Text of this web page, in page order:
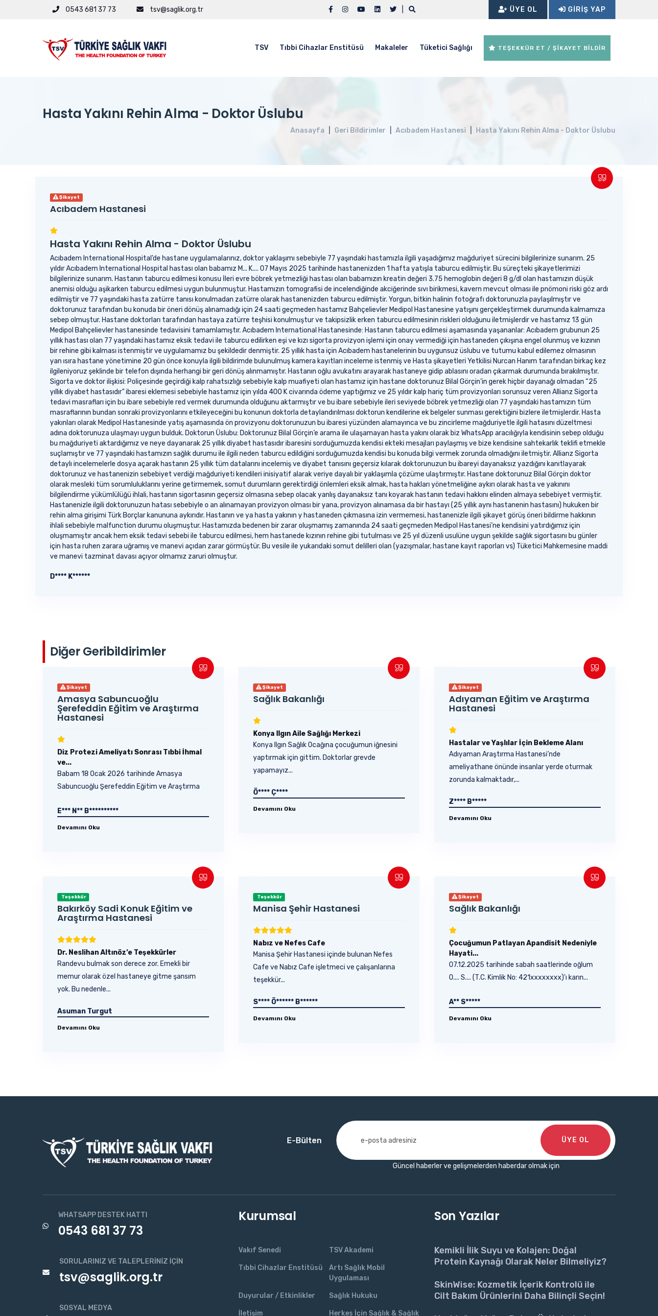
0543 681 37 73 tsv@saglik.org.tr ÜYE OL GIRIŞ YAP
TSV Tıbbi Cihazlar Enstitüsü Makaleler Tüketici Sağlığı TEŞEKKÜR ET / ŞİKAYET BİLDİR
Hasta Yakını Rehin Alma - Doktor Üslubu
Anasayfa Geri Bildirimler Acıbadem Hastanesi Hasta Yakını Rehin Alma - Doktor Üslubu
Şikayet
Acıbadem Hastanesi
Hasta Yakını Rehin Alma - Doktor Üslubu
Acıbadem International Hospital’de hastane uygulamalarınız, doktor yaklaşımı sebebiyle 77 yaşındaki hastamızla ilgili yaşadığımız mağduriyet sürecini bilgilerinize sunarım. 25
yıldır Acıbadem International Hospital hastası olan babamız M... K.... 07 Mayıs 2025 tarihinde hastanenizden 1 hafta yatışla taburcu edilmiştir. Bu süreçteki şikayetlerimizi
bilgilerinize sunarım. Hastanın taburcu edilmesi konusu İleri evre böbrek yetmezliği hastası olan babamızın kreatin değeri 3.75 hemoglobin değeri 8 g/dl olan hastamızın düşük
anemisi olduğu aşikarken taburcu edilmesi uygun bulunmuştur. Hastamızın tomografisi de incelendiğinde akciğerinde sıvı birikmesi, kavern mevcut olması ile pnömoni riski göz ardı
edilmiştir ve 77 yaşındaki hasta zatürre tanısı konulmadan zatürre olarak hastanenizden taburcu edilmiştir. Yorgun, bitkin halinin fotoğrafı doktorunuzla paylaşılmıştır ve
doktorunuz tarafından bu konuda bir öneri dönüş alınamadığı için 24 saati geçmeden hastamız Bahçelievler Medipol Hastanesine yatışını gerçekleştirmek durumunda kalmamıza
sebep olmuştur. Hastane doktorları tarafından hastaya zatürre teşhisi konulmuştur ve takipsizlik erken taburcu edilmesinin riskleri olduğunu iletmişlerdir ve hastamız 13 gün
Medipol Bahçelievler hastanesinde tedavisini tamamlamıştır. Acıbadem International Hastanesinde: Hastanın taburcu edilmesi aşamasında yaşananlar: Acıbadem grubunun 25
yıllık hastası olan 77 yaşındaki hastamız eksik tedavi ile taburcu edilirken eşi ve kızı sigorta provizyon işlemi için onay vermediği için hastaneden çıkışına engel olunmuş ve kızının
bir rehine gibi kalması istenmiştir ve uygulamamız bu şekildedir denmiştir. 25 yıllık hasta için Acıbadem hastanelerinin bu uygunsuz üslubu ve tutumu kabul edilemez olmasının
yan ısıra hastane yönetimine 20 gün önce konuyla ilgili bildirimde bulunulmuş kamera kayıtları inceleme istenmiş ve Hasta şikayetleri Yetkilisi Nurcan Hanım tarafından birkaç kez
ilgileniyoruz şeklinde bir telefon dışında herhangi bir geri dönüş alınmamıştır. Hastanın oğlu avukatını arayarak hastaneye gidip ablasını oradan çıkarmak durumunda bırakılmıştır.
Sigorta ve doktor ilişkisi: Poliçesinde geçirdiği kalp rahatsızlığı sebebiyle kalp muafiyeti olan hastamız için hastane doktorunuz Bilal Görçin’in gerek hiçbir dayanağı olmadan “25
yıllık diyabet hastasıdır” ibaresi eklemesi sebebiyle hastamız için yılda 400 K civarında ödeme yaptığımız ve 25 yıldır kalp hariç tüm provizyonları sorunsuz veren Allianz Sigorta
tedavi masrafları için bu ibare sebebiyle red vermek durumunda olduğunu aktarmıştır ve bu ibare sebebiyle ileri seviyede böbrek yetmezliği olan 77 yaşındaki hastamızın tüm
masraflarının bundan sonraki provizyonlarını etkileyeceğini bu konunun doktorla detaylandırılması doktorun kendilerine ek belgeler sunması gerektiğini bizlere iletmişlerdir. Hasta
yakınları olarak Medipol Hastanesinde yatış aşamasında ön provizyonu doktorunuzun bu ibaresi yüzünden alamayınca ve bu zincirleme mağduriyetle ilgili hatasını düzeltmesi
adına doktorunuza ulaşmayı uygun bulduk. Doktorun Üslubu: Doktorunuz Bilal Görçin’e arama ile ulaşamayan hasta yakını olarak biz WhatsApp aracılığıyla kendisinin sebep olduğu
bu mağduriyeti aktardığımız ve neye dayanarak 25 yıllık diyabet hastasıdır ibaresini sorduğumuzda kendisi ekteki mesajları paylaşmış ve bize kendisine sahtekarlık teklifi etmekle
suçlamıştır ve 77 yaşındaki hastamızın sağlık durumu ile ilgili neden taburcu edildiğini sorduğumuzda kendisi bu konuda bilgi vermek zorunda olmadığını iletmiştir. Allianz Sigorta
detaylı incelemelerle dosya açarak hastanın 25 yıllık tüm datalarını incelemiş ve diyabet tanısını geçersiz kılarak doktorunuzun bu ibareyi dayanaksız yazdığını kanıtlayarak
doktorunuz ve hastanenizin sebebiyet verdiği mağduriyeti kendileri inisiyatif alarak veriye dayalı bir yaklaşımla çözüme ulaştırmıştır. Hastane doktorunuz Bilal Görçin doktor
olarak mesleki tüm sorumluluklarını yerine getirmemek, somut durumların gerektirdiği önlemleri eksik almak, hasta hakları yönetmeliğine aykırı olarak hasta ve yakınını
bilgilendirme yükümlülüğü ihlali, hastanın sigortasının geçersiz olmasına sebep olacak yanlış dayanaksız tanı koyarak hastanın tedavi hakkını elinden almaya sebebiyet vermiştir.
Hastanenizle ilgili doktorunuzun hatası sebebiyle o an alınamayan provizyon olması bir yana, provizyon alınamasa da bir hastayı (25 yıllık aynı hastanenin hastasını) hukuken bir
rehin alma girişimi Türk Borçlar kanununa aykırıdır. Hastanın ve ya hasta yakının y hastaneden çıkmasına izin vermemesi, hastanenizle ilgili şikayet görüş öneri bildirme hakkının
ihlali sebebiyle malfunction durumu oluşmuştur. Hastamızda bedenen bir zarar oluşmamış zamanında 24 saati geçmeden Medipol Hastanesi’ne kendisini yatırdığımız için
oluşmamıştır ancak hem eksik tedavi sebebi ile taburcu edilmesi, hem hastanede kızının rehine gibi tutulması ve 25 yıl düzenli usulüne uygun şekilde sağlık sigortasını bu günler
için hasta ruhen zarara uğramış ve manevi açıdan zarar görmüştür. Bu vesile ile yukarıdaki somut delilleri olan (yazışmalar, hastane kayıt raporları vs) Tüketici Mahkemesine maddi
ve manevi tazminat davası açıyor olmamız zaruri olmuştur.
D**** K******
Diğer Geribildirimler
Şikayet
Amasya Sabuncuoğlu
Şerefeddin Eğitim ve Araştırma
Hastanesi
Diz Protezi Ameliyatı Sonrası Tıbbi İhmal
ve...
Babam 18 Ocak 2026 tarihinde Amasya
Sabuncuoğlu Şerefeddin Eğitim ve Araştırma
E*** N** B**********
Devamını Oku
Şikayet
Sağlık Bakanlığı
Konya Ilgın Aile Sağlığı Merkezi
Konya Ilgın Sağlık Ocağına çocuğumun iğnesini
yaptırmak için gittim. Doktorlar grevde
yapamayız...
Ö**** Ç****
Devamını Oku
Şikayet
Adıyaman Eğitim ve Araştırma
Hastanesi
Hastalar ve Yaşlılar İçin Bekleme Alanı
Adıyaman Araştırma Hastanesi’nde
ameliyathane önünde insanlar yerde oturmak
zorunda kalmaktadır,...
Z**** B*****
Devamını Oku
Teşekkür
Bakırköy Sadi Konuk Eğitim ve
Araştırma Hastanesi
Dr. Neslihan Altınöz’e Teşekkürler
Randevu bulmak son derece zor. Emekli bir
memur olarak özel hastaneye gitme şansım
yok. Bu nedenle...
Asuman Turgut
Devamını Oku
Teşekkür
Manisa Şehir Hastanesi
Nabız ve Nefes Cafe
Manisa Şehir Hastanesi içinde bulunan Nefes
Cafe ve Nabız Cafe işletmeci ve çalışanlarına
teşekkür...
S**** Ö****** B******
Devamını Oku
Şikayet
Sağlık Bakanlığı
Çocuğumun Patlayan Apandisit Nedeniyle
Hayati...
07.12.2025 tarihinde sabah saatlerinde oğlum
O.... S.... (T.C. Kimlik No: 421xxxxxxxx)’ı karın...
A** S*****
Devamını Oku
E-Bülten
Güncel haberler ve gelişmelerden haberdar olmak için
ÜYE OL
WHATSAPP DESTEK HATTI
0543 681 37 73
SORULARINIZ VE TALEPLERINIZ İÇIN
tsv@saglik.org.tr
SOSYAL MEDYA
Kurumsal
Vakıf Senedi TSV Akademi
Tıbbi Cihazlar Enstitüsü
Artı Sağlık Mobil
Uygulaması
Duyurular / Etkinlikler Sağlık Hukuku
İletişim Herkes İçin Sağlık & Sağlık
Son Yazılar
Kemikli İlik Suyu ve Kolajen: Doğal
Protein Kaynağı Olarak Neler Bilmeliyiz?
SkinWise: Kozmetik İçerik Kontrolü ile
Cilt Bakım Ürünlerini Daha Bilinçli Seçin!